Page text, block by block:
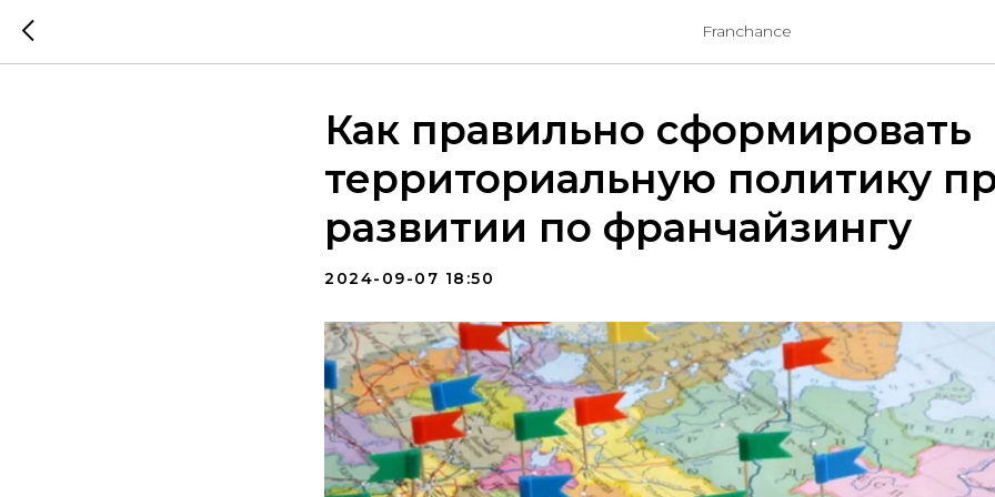
Franchance
Как правильно сформировать
территориальную политику
развитии по франчайзингу
2024-09-07 18:50